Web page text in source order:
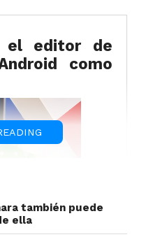
el editor de
como
también puede
ella